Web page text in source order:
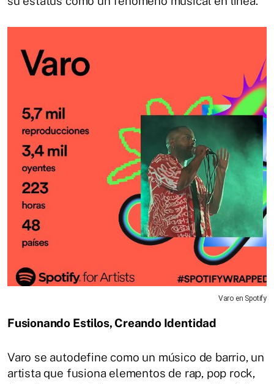
Varo en Spotify
Fusionando Estilos, Creando Identidad
Varo se autodefine como un músico de barrio, un
artista que fusiona elementos de rap, pop rock,